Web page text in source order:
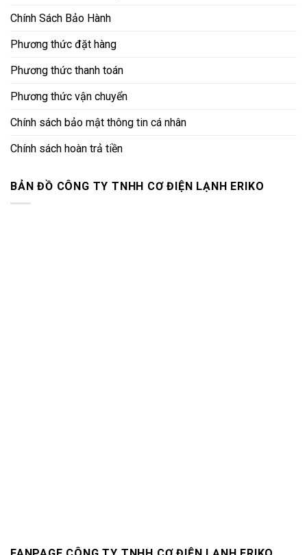
Chính Sách Bảo Hành
Phương thức đặt hàng
Phương thức thanh toán
Phương thức vận chuyển
Chính sách bảo mật thông tin cá nhân
Chính sách hoàn trả tiền
BẢN ĐỒ CÔNG TY TNHH CƠ ĐIỆN LẠNH ERIKO